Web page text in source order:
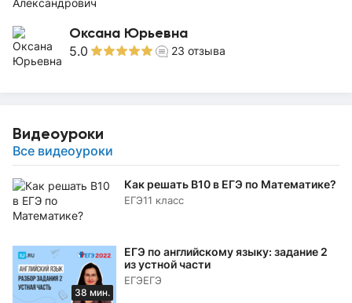
Оксана Юрьевна
5.0 23 отзыва
Видеоуроки
Все видеоуроки
Как решать B10 в ЕГЭ по Математике?
ЕГЭ11 класс
38 мин.
ЕГЭ по английскому языку: задание 2
из устной части
ЕГЭЕГЭ